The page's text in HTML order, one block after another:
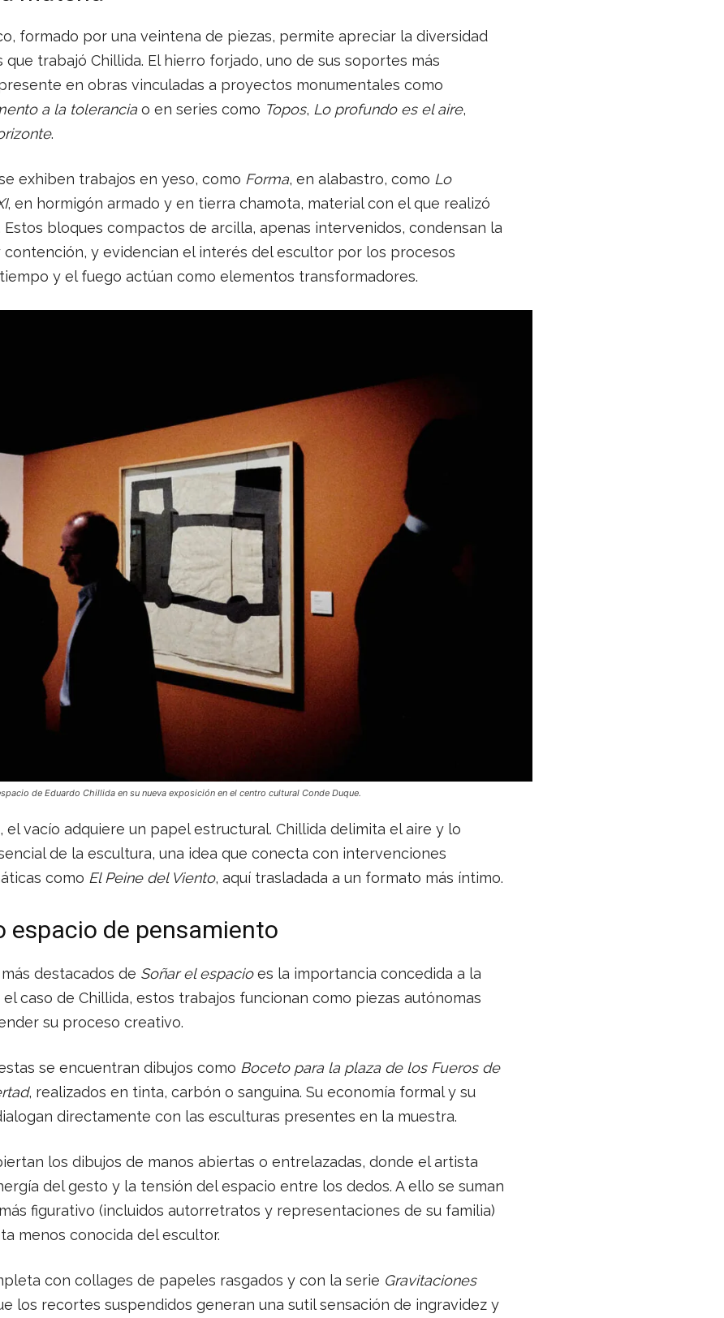
formado por una veintena de piezas, permite apreciar la diversidad
trabajó Chillida. El hierro forjado, uno de sus soportes más
en obras vinculadas a proyectos monumentales como
a la toleranciao en series como Topos, Lo profundo es el aire,
.
exhiben trabajos en yeso, como Forma, en alabastro, como Lo
, en hormigón armado y en tierra chamota, material con el que realizó
Estos bloques compactos de arcilla, apenas intervenidos, condensan la
y evidencian el interés del escultor por los procesos
y el fuego actúan como elementos transformadores.
de Eduardo Chillida en su nueva exposición en el centro cultural Conde Duque.
el vacío adquiere un papel estructural. Chillida delimita el aire y lo
de la escultura, una idea que conecta con intervenciones
como El Peine del Viento, aquí trasladada a un formato más íntimo.
espacio de pensamiento
destacados de Soñar el espacioes la importancia concedida a la
caso de Chillida, estos trabajos funcionan como piezas autónomas
su proceso creativo.
se encuentran dibujos como Boceto para la plaza de los Fueros de
, realizados en tinta, carbón o sanguina. Su economía formal y su
directamente con las esculturas presentes en la muestra.
los dibujos de manos abiertas o entrelazadas, donde el artista
del gesto y la tensión del espacio entre los dedos. A ello se suman
figurativo (incluidos autorretratos y representaciones de su familia)
menos conocida del escultor.
con collages de papeles rasgados y con la serie Gravitaciones
los recortes suspendidos generan una sutil sensación de ingravidez y